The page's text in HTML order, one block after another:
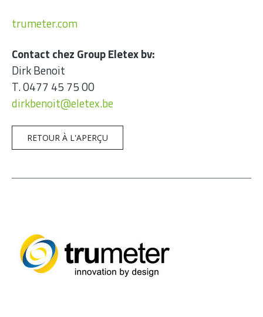
trumeter.com
Contact chez Group Eletex bv:
Dirk Benoit
T. 0477 45 75 00
dirkbenoit@eletex.be
RETOUR À L'APERÇU